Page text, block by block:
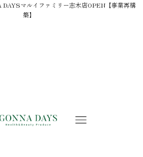
マルイファミリー志木店OPEN【事業再構
築】
DAYS ONLINE STORE メニュー